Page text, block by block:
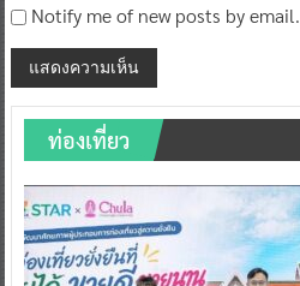
Notify me of new posts by email.
ท่องเที่ยว